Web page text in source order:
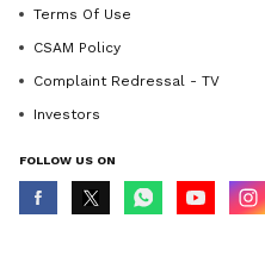
Terms Of Use
CSAM Policy
Complaint Redressal - TV
Investors
FOLLOW US ON